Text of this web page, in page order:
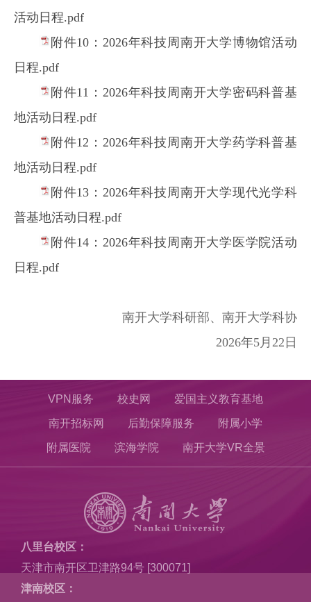
活动日程.pdf
附件10：2026年科技周南开大学博物馆活动
日程.pdf
附件11：2026年科技周南开大学密码科普基
地活动日程.pdf
附件12：2026年科技周南开大学药学科普基
地活动日程.pdf
附件13：2026年科技周南开大学现代光学科
普基地活动日程.pdf
附件14：2026年科技周南开大学医学院活动
日程.pdf
南开大学科研部、南开大学科协
2026年5月22日
VPN服务 校史网 爱国主义教育基地
南开招标网 后勤保障服务 附属小学
附属医院 滨海学院 南开大学VR全景
八里台校区：
天津市南开区卫津路94号 [300071]
津南校区：